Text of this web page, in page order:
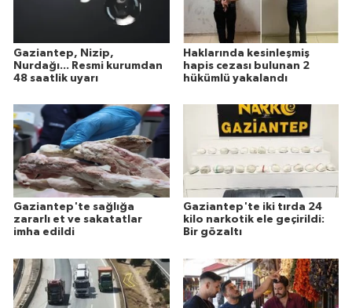
Gaziantep, Nizip,
Nurdağı... Resmi kurumdan
48 saatlik uyarı
Haklarında kesinleşmiş
hapis cezası bulunan 2
hükümlü yakalandı
Gaziantep'te sağlığa
zararlı et ve sakatatlar
imha edildi
Gaziantep'te iki tırda 24
kilo narkotik ele geçirildi:
Bir gözaltı